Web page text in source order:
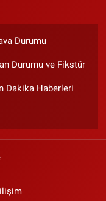
Durumu
Durumu ve Fikstür
Dakika Haberleri